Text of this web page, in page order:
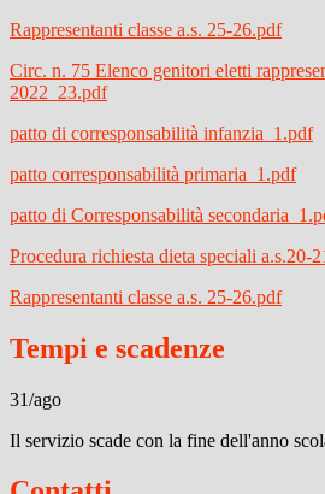
Rappresentanti classe a.s. 25-26.pdf
Circ. n. 75 Elenco genitori eletti
2022_23.pdf
patto di corresponsabilità infanzia_1.pdf
patto corresponsabilità primaria_1.pdf
patto di Corresponsabilità
Procedura richiesta dieta speciali a.s.20-
Rappresentanti classe a.s. 25-26.pdf
Tempi e scadenze
31/ago
Il servizio scade con la fine dell'anno